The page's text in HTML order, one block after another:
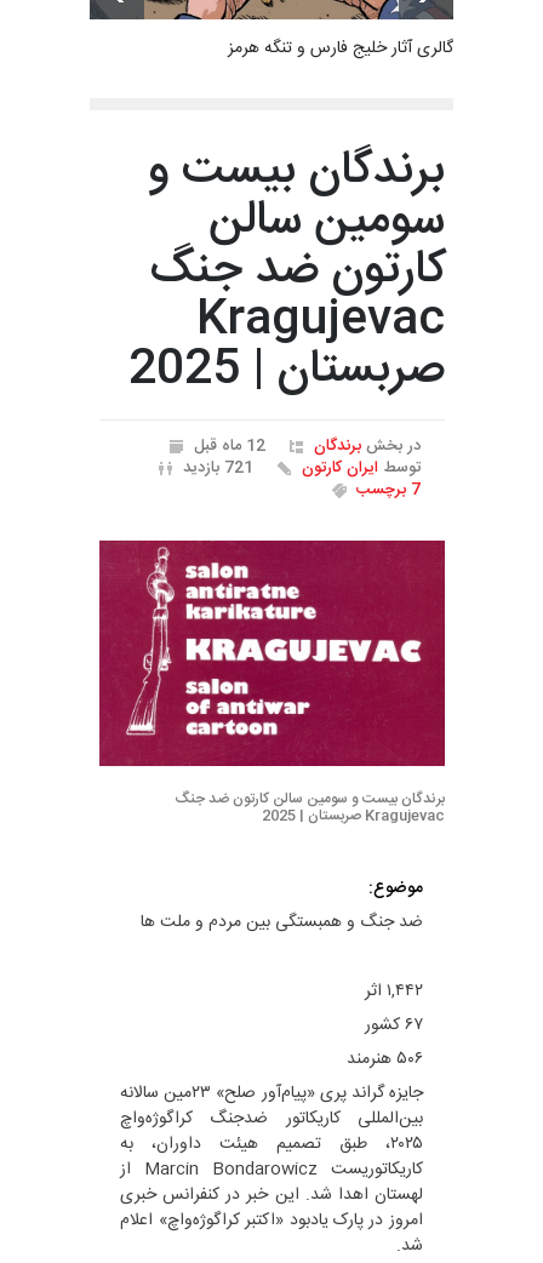
گالری آثار خلیج فارس و تنگه هرمز
برندگان بیست و
سومین سالن
کارتون ضد جنگ
Kragujevac
صربستان | 2025
در بخشبرندگان
12 ماه قبل
توسط ایران کارتون
721 بازدید
7 برچسب
برندگان بیست و سومین سالن کارتون ضد جنگ
Kragujevac صربستان | 2025
موضوع:
ضد جنگ و همبستگی بین مردم و ملت ها
۱,۴۴۲ اثر
۶۷ کشور
۵۰۶ هنرمند
جایزه گراند پری «پیام‌آور صلح» ۲۳مین سالانه
بین‌المللی کاریکاتور ضدجنگ کراگوژه‌واچ
۲۰۲۵، طبق تصمیم هیئت داوران، به
کاریکاتوریست Marcin Bondarowicz از
لهستان اهدا شد. این خبر در کنفرانس خبری
امروز در پارک یادبود «اکتبر کراگوژه‌واچ» اعلام
شد.